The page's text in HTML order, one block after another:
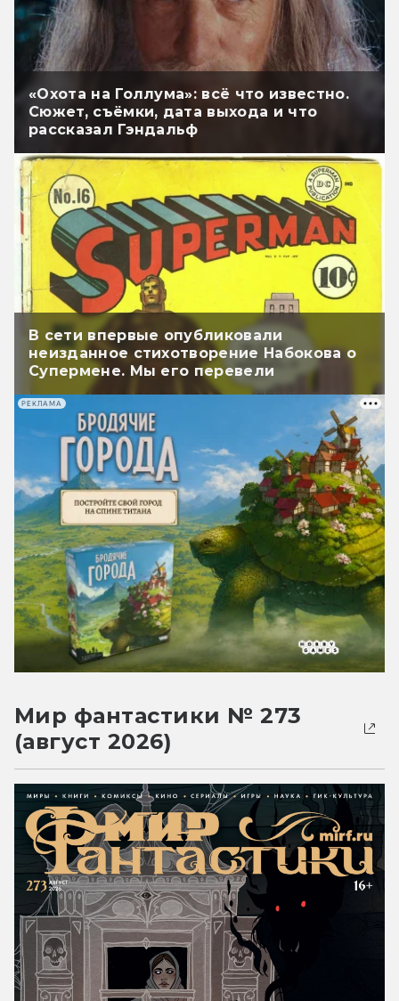
«Охота на Голлума»: всё что известно.
Сюжет, съёмки, дата выхода и что
рассказал Гэндальф
В сети впервые опубликовали
неизданное стихотворение Набокова о
Супермене. Мы его перевели
РЕКЛАМА
Мир фантастики № 273
(август 2026)